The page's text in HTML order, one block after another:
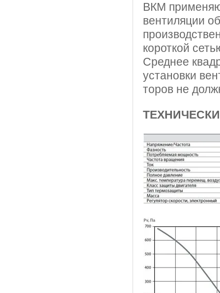
ВКМ
вентиляции
короткой
Среднее
установки
торов не